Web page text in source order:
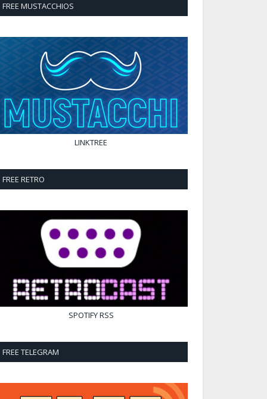
FREE MUSTACCHIOS
LINKTREE
FREE RETRO
SPOTIFYRSS
FREE TELEGRAM